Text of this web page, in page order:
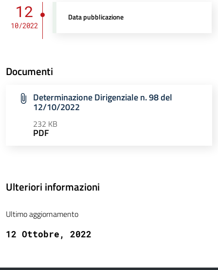
12
10/2022
Data pubblicazione
Documenti
Determinazione Dirigenziale n. 98 del
12/10/2022
232 KB
PDF
Ulteriori informazioni
Ultimo aggiornamento
12 Ottobre, 2022